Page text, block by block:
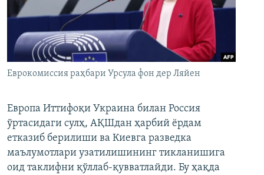
Еврокомиссия раҳбари Урсула фон дер Ляйен
Европа Иттифоқи Украина билан Россия
ўртасидаги сулҳ, АҚШдан ҳарбий ёрдам
етказиб берилиши ва Киевга разведка
маълумотлари узатилишининг тикланишига
оид таклифни қўллаб-қувватлайди. Бу ҳақда